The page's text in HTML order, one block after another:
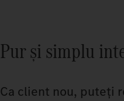
Pur și simplu
Ca client nou, puteți